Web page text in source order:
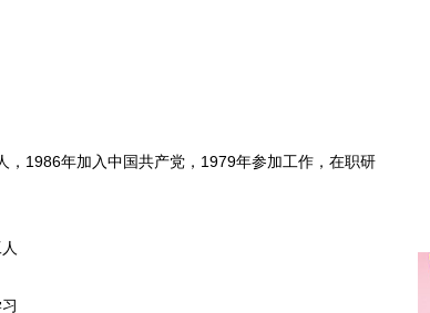
1986年加入中国共产党，1979年参加工作，在职研